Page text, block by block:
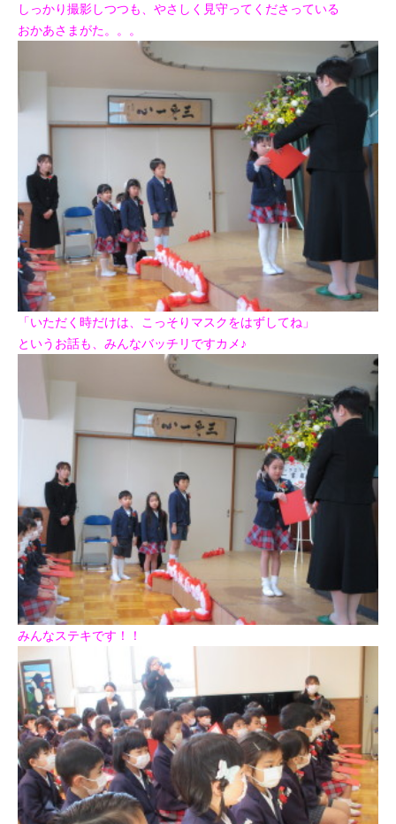
しっかり撮影しつつも、やさしく見守ってくださっている
おかあさまがた。。。
「いただく時だけは、こっそりマスクをはずしてね」
というお話も、みんなバッチリですカメ♪
みんなステキです！！